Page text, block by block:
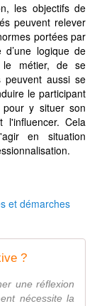
les objectifs de
peuvent relever
portées par
logique de
le métier, de se
peuvent aussi se
le participant
y situer son
l'influencer. Cela
en situation
?
une réflexion
nécessite la